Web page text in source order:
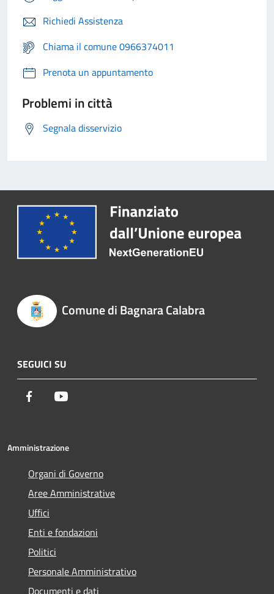
Richiedi Assistenza
Chiama il comune 0966374011
Prenota un appuntamento
Problemi in città
Segnala disservizio
Comune di Bagnara Calabra
SEGUICI SU
Facebook
Amministrazione
Organi di Governo
Aree Amministrative
Uffici
Enti e fondazioni
Politici
Personale Amministrativo
Documenti e dati